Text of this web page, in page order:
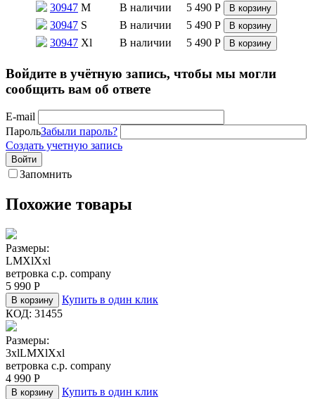
30947 M В наличии 5 490 Р В корзину
30947 S В наличии 5 490 Р В корзину
30947 Xl В наличии 5 490 Р В корзину
Войдите в учётную запись, чтобы мы могли
сообщить вам об ответе
E-mail
ПарольЗабыли пароль?
Создать учетную запись
Войти
Запомнить
Похожие товары
Размеры:
LMXlXxl
ветровка c.p. company
5 990 Р
В корзину
Купить в один клик
КОД: 31455
Размеры:
3xlLMXlXxl
ветровка c.p. company
4 990 Р
В корзину
Купить в один клик